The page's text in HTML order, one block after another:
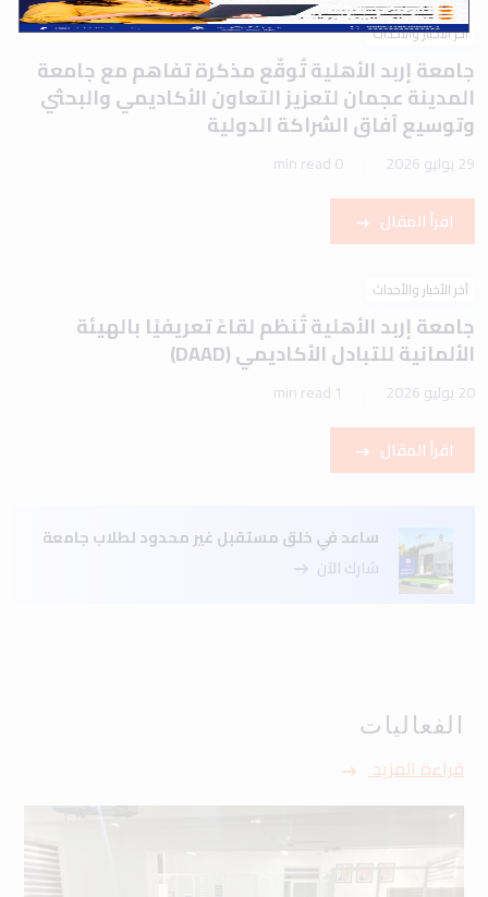
آخر الأخبار والأحداث
جامعة إربد الأهلية تُوقّع مذكرة تفاهم مع جامعة
المدينة عجمان لتعزيز التعاون الأكاديمي والبحثي
وتوسيع آفاق الشراكة الدولية
29 يوليو 2026 0 min read
اقرأ المقال
آخر الأخبار والأحداث
جامعة إربد الأهلية تُنظم لقاءً تعريفيًا بالهيئة
الألمانية للتبادل الأكاديمي (DAAD)
20 يوليو 2026 1 min read
اقرأ المقال
ساعد في خلق مستقبل غير محدود لطلاب جامعة
شارك الآن
الفعاليات
قراءة المزيد